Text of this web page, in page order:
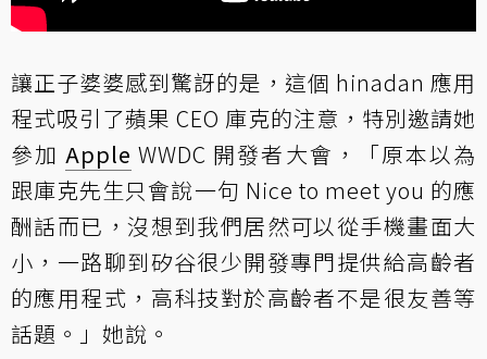
讓正子婆婆感到驚訝的是，這個 hinadan 應用
程式吸引了蘋果 CEO 庫克的注意，特別邀請她
參加Apple WWDC 開發者大會，「原本以為
跟庫克先生只會說一句 Nice to meet you 的應
酬話而已，沒想到我們居然可以從手機畫面大
小，一路聊到矽谷很少開發專門提供給高齡者
的應用程式，高科技對於高齡者不是很友善等
話題。」她說。